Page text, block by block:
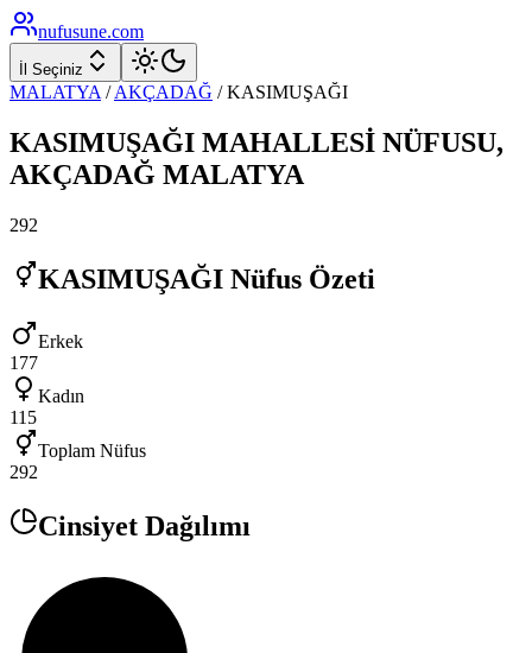
nufusune.com
İl Seçiniz
MALATYA / AKÇADAĞ /KASIMUŞAĞI
KASIMUŞAĞI MAHALLESİ NÜFUSU,
AKÇADAĞ MALATYA
292
KASIMUŞAĞI Nüfus Özeti
Erkek
177
Kadın
115
Toplam Nüfus
292
Cinsiyet Dağılımı